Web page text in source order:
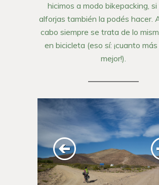
hicimos a modo bikepacking,
alforjas también la podés hacer.
cabo siempre se trata de lo
en bicicleta (eso sí: ¡cuanto
mejor!).